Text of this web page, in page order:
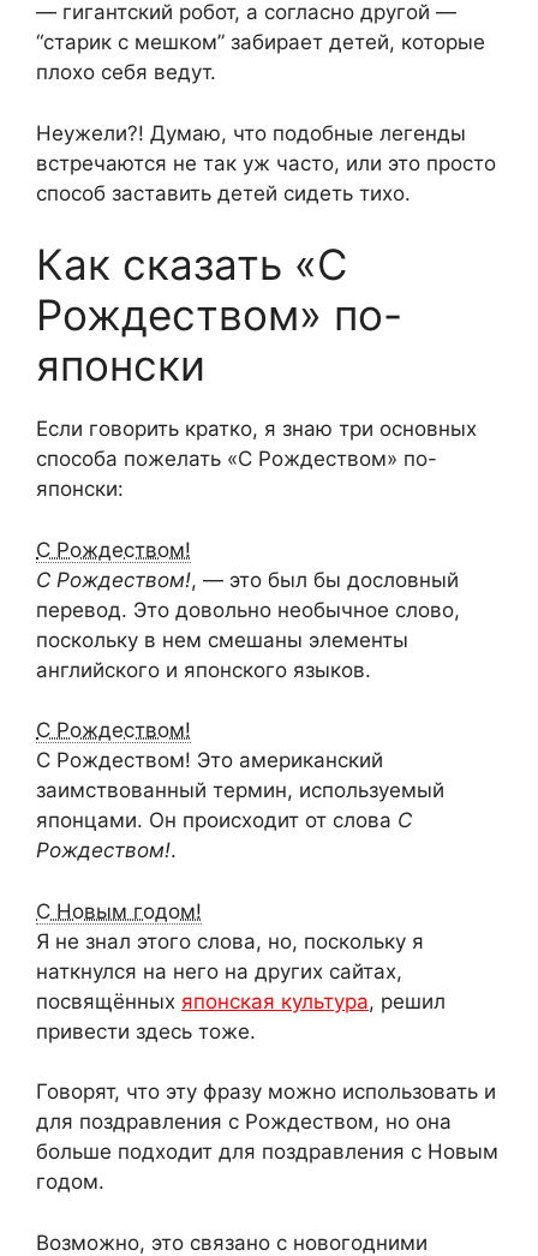
— гигантский робот, а согласно другой —
“старик с мешком” забирает детей, которые
плохо себя ведут.
Неужели?! Думаю, что подобные легенды
встречаются не так уж часто, или это просто
способ заставить детей сидеть тихо.
Как сказать «С
Рождеством» по-
японски
Если говорить кратко, я знаю три основных
способа пожелать «С Рождеством» по-
японски:
С Рождеством!
С Рождеством!, — это был бы дословный
перевод. Это довольно необычное слово,
поскольку в нем смешаны элементы
английского и японского языков.
С Рождеством!
С Рождеством! Это американский
заимствованный термин, используемый
японцами. Он происходит от слова С
Рождеством!.
С Новым годом!
Я не знал этого слова, но, поскольку я
наткнулся на него на других сайтах,
посвящённых японская культура, решил
привести здесь тоже.
Говорят, что эту фразу можно использовать и
для поздравления с Рождеством, но она
больше подходит для поздравления с Новым
годом.
Возможно, это связано с новогодними